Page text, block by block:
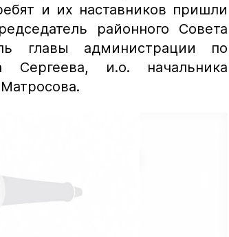
и их наставников пришли
районного Совета
главы администрации по
Сергеева, и.о. начальника